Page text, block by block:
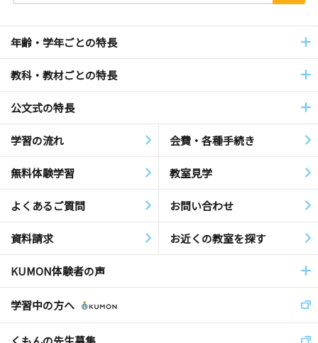
年齢・学年ごとの特長
教科・教材ごとの特長
公文式の特長
学習の流れ 会費・各種手続き
無料体験学習 教室見学
よくあるご質問 お問い合わせ
資料請求 お近くの教室を探す
KUMON体験者の声
学習中の方へ